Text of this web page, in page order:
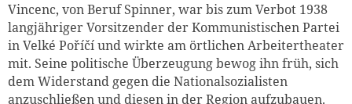
Vincenc, von Beruf Spinner, war bis zum Verbot 1938
langjähriger Vorsitzender der Kommunistischen Partei
in Velké Poříčí und wirkte am örtlichen Arbeitertheater
mit. Seine politische Überzeugung bewog ihn früh, sich
dem Widerstand gegen die Nationalsozialisten
anzuschließen und diesen in der Region aufzubauen.
Zum Warenkorb